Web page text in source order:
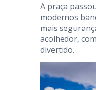
A praça
modernos
mais
acolhedor,
divertido.